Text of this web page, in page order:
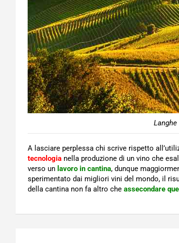
A lasciare perplessa chi scrive rispetto
tecnologia nella produzione di un vino che
verso un lavoro in cantina, dunque
sperimentato dai migliori vini del mondo, il
della cantina non fa altro che assecondare